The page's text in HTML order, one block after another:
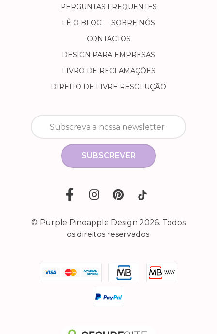
PERGUNTAS FREQUENTES
LÊ O BLOG
SOBRE NÓS
CONTACTOS
DESIGN PARA EMPRESAS
LIVRO DE RECLAMAÇÕES
DIREITO DE LIVRE RESOLUÇÃO
SUBSCREVER
© Purple Pineapple Design 2026. Todos
os direitos reservados.